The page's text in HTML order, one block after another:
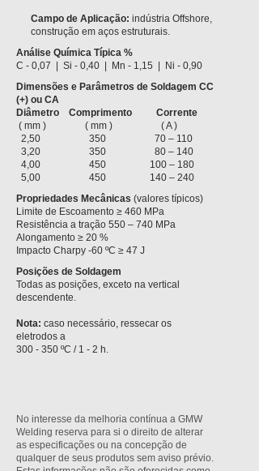
Campo de Aplicação: indústria Offshore,
construção em aços estruturais.
Análise Química Típica %
C - 0,07 | Si - 0,40 | Mn - 1,15 | Ni - 0,90
Dimensões e Parâmetros de Soldagem CC
(+) ou CA
Diâmetro
Comprimento Corrente
( mm ) ( mm ) ( A )
2,50 350 70 – 110
3,20 350 80 – 140
4,00 450 100 – 180
5,00 450 140 – 240
Propriedades Mecânicas (valores típicos)
Limite de Escoamento ≥ 460 MPa
Resistência a tração 550 – 740 MPa
Alongamento ≥ 20 %
Impacto Charpy -60 ºC ≥ 47 J
Posições de Soldagem
Todas as posições, exceto na vertical
descendente.
Nota: caso necessário, ressecar os
eletrodos a
300 - 350 ºC / 1 - 2 h.
No interesse da melhoria contínua a GMW
Welding reserva para si o direito de alterar
as especificações ou na concepção de
qualquer de seus produtos sem aviso prévio.